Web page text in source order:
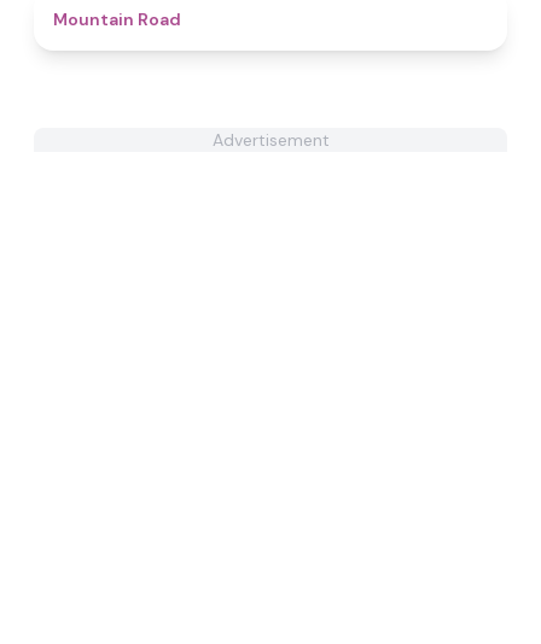
Mountain Road
Advertisement